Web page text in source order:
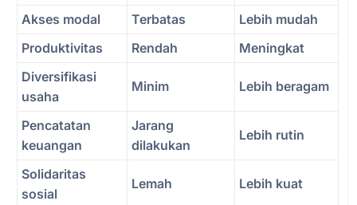
Akses modal
Terbatas
Lebih mudah
Produktivitas
Rendah
Meningkat
Diversifikasi
usaha
Minim Lebih beragam
Pencatatan
keuangan
Jarang
dilakukan
Lebih rutin
Solidaritas
sosial
Lemah Lebih kuat